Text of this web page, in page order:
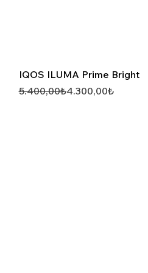
Hızlı Görünüm
IQOS ILUMA Prime Bright
Normal Fiyat
5.400,00₺
İndirimli Fiyat4.300,00₺